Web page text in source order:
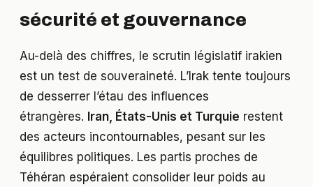
sécurité et gouvernance
Au-delà des chiffres, le scrutin législatif irakien
est un test de souveraineté. L’Irak tente toujours
de desserrer l’étau des influences
étrangères. Iran, États-Unis et Turquie restent
des acteurs incontournables, pesant sur les
équilibres politiques. Les partis proches de
Téhéran espéraient consolider leur poids au